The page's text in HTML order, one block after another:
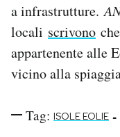
Regala il Post
Hai bisogno di
Esci
a infrastrutture.
locali scrivono
appartenente alle
vicino alla
Tag: ISOLE EOLIE -